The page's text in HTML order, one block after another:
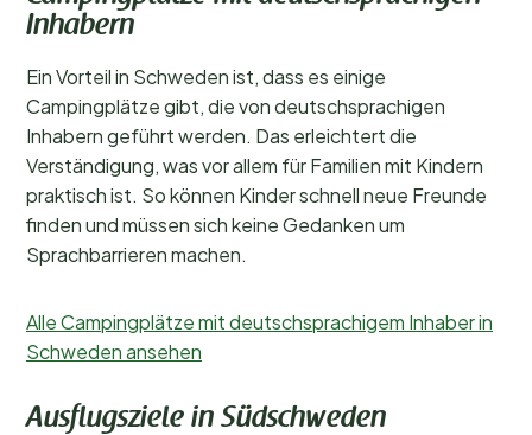
Inhabern
Ein Vorteil in Schweden ist, dass es einige
Campingplätze gibt, die von deutschsprachigen
Inhabern geführt werden. Das erleichtert die
Verständigung, was vor allem für Familien mit Kindern
praktisch ist. So können Kinder schnell neue Freunde
finden und müssen sich keine Gedanken um
Sprachbarrieren machen.
Alle Campingplätze mit deutschsprachigem Inhaber in
Schweden ansehen
Ausflugsziele in Südschweden